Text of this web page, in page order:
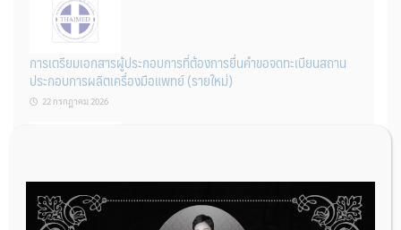
การเตรียมเอกสารผู้ประกอบการที่ต้องการยื่นคำขอจดทะเบียนสถาน
ประกอบการผลิตเครื่องมือแพทย์ (รายใหม่)
22 กรกฎาคม 2026
ผู้ประกอบการผลิต และ นักวิจัย ที่ต้องการขึ้นทะเบียนเครื่องมือแพทย์
ต้องทำอย่างไรบ้าง